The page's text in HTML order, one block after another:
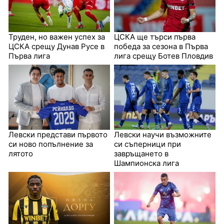
Труден, но важен успех за
ЦСКА срещу Дунав Русе в
Първа лига
ЦСКА ще търси първа
победа за сезона в Първа
лига срещу Ботев Пловдив
Левски представи първото
си ново попълнение за
лятото
Левски научи възможните
си съперници при
завръщането в
Шампионска лига